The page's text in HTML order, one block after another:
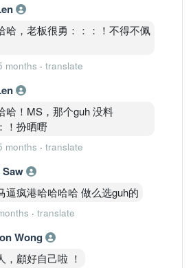
哈，老板很勇：：：！不得不佩
months · translate
哈！MS，那个guh 没料
！扮晒嘢
months · translate
逼疯港哈哈哈哈 做么选guh的
· translate
Wong
，顧好自己啦 ！